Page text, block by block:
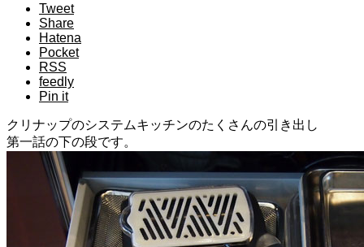
Tweet
Share
Hatena
Pocket
RSS
feedly
Pin it
クリナップのシステムキッチンのたくさんの引き出し
第一話の下の段です。